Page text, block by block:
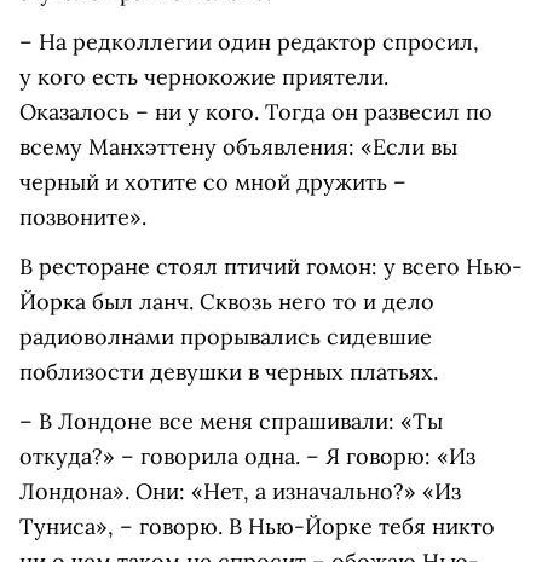
– На редколлегии один редактор спросил,
у кого есть чернокожие приятели.
Оказалось – ни у кого. Тогда он развесил по
всему Манхэттену объявления: «Если вы
черный и хотите со мной дружить –
позвоните».
В ресторане стоял птичий гомон: у всего Нью-
Йорка был ланч. Сквозь него то и дело
радиоволнами прорывались сидевшие
поблизости девушки в черных платьях.
– В Лондоне все меня спрашивали: «Ты
откуда?» – говорила одна. – Я говорю: «Из
Лондона». Они: «Нет, а изначально?» «Из
Туниса», – говорю. В Нью-Йорке тебя никто